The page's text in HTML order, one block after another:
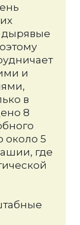
дырявые
и
в
8
около 5
где